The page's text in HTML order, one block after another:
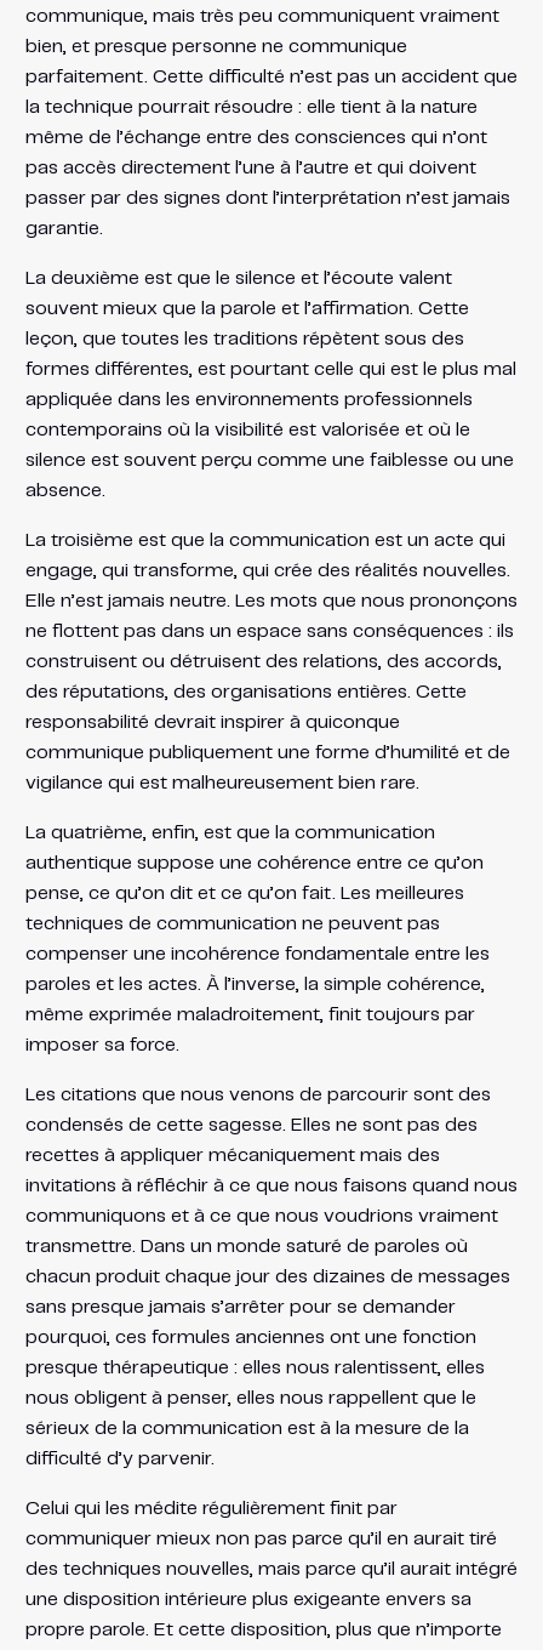
communique, mais très peu communiquent vraiment
bien, et presque personne ne communique
parfaitement. Cette difficulté n’est pas un accident que
la technique pourrait résoudre : elle tient à la nature
même de l’échange entre des consciences qui n’ont
pas accès directement l’une à l’autre et qui doivent
passer par des signes dont l’interprétation n’est jamais
garantie.
La deuxième est que le silence et l’écoute valent
souvent mieux que la parole et l’affirmation. Cette
leçon, que toutes les traditions répètent sous des
formes différentes, est pourtant celle qui est le plus mal
appliquée dans les environnements professionnels
contemporains où la visibilité est valorisée et où le
silence est souvent perçu comme une faiblesse ou une
absence.
La troisième est que la communication est un acte qui
engage, qui transforme, qui crée des réalités nouvelles.
Elle n’est jamais neutre. Les mots que nous prononçons
ne flottent pas dans un espace sans conséquences : ils
construisent ou détruisent des relations, des accords,
des réputations, des organisations entières. Cette
responsabilité devrait inspirer à quiconque
communique publiquement une forme d’humilité et de
vigilance qui est malheureusement bien rare.
La quatrième, enfin, est que la communication
authentique suppose une cohérence entre ce qu’on
pense, ce qu’on dit et ce qu’on fait. Les meilleures
techniques de communication ne peuvent pas
compenser une incohérence fondamentale entre les
paroles et les actes. À l’inverse, la simple cohérence,
même exprimée maladroitement, finit toujours par
imposer sa force.
Les citations que nous venons de parcourir sont des
condensés de cette sagesse. Elles ne sont pas des
recettes à appliquer mécaniquement mais des
invitations à réfléchir à ce que nous faisons quand nous
communiquons et à ce que nous voudrions vraiment
transmettre. Dans un monde saturé de paroles où
chacun produit chaque jour des dizaines de messages
sans presque jamais s’arrêter pour se demander
pourquoi, ces formules anciennes ont une fonction
presque thérapeutique : elles nous ralentissent, elles
nous obligent à penser, elles nous rappellent que le
sérieux de la communication est à la mesure de la
difficulté d’y parvenir.
Celui qui les médite régulièrement finit par
communiquer mieux non pas parce qu’il en aurait tiré
des techniques nouvelles, mais parce qu’il aurait intégré
une disposition intérieure plus exigeante envers sa
propre parole. Et cette disposition, plus que n’importe